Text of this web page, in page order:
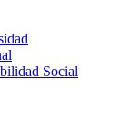
Social